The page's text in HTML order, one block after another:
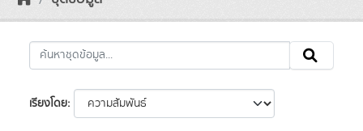
เรียงโดย